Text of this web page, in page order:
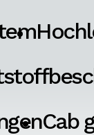
Cab